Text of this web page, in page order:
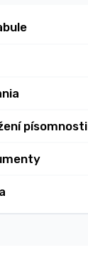
písomnosti